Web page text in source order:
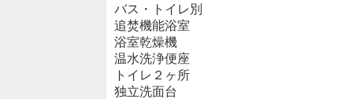
バス・トイレ別
追焚機能浴室
浴室乾燥機
温水洗浄便座
トイレ２ヶ所
独立洗面台